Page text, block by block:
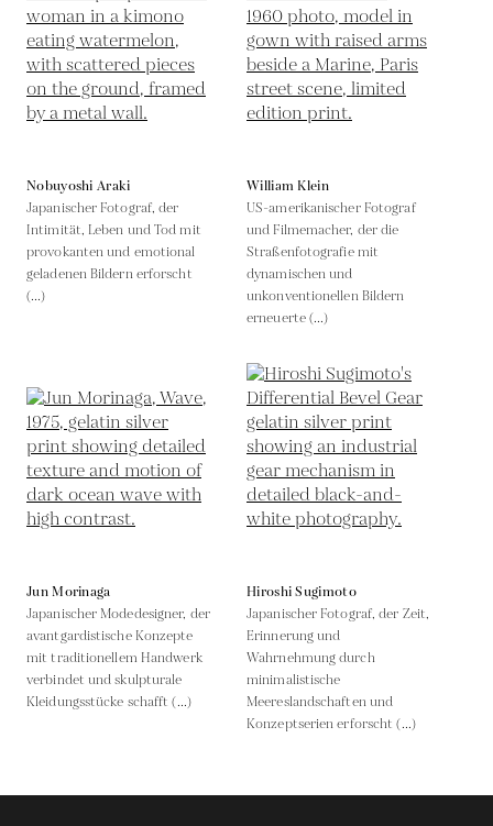
Nobuyoshi Araki
Japanischer Fotograf, der
Intimität, Leben und Tod mit
provokanten und emotional
geladenen Bildern erforscht
(...)
William Klein
US-amerikanischer Fotograf
und Filmemacher, der die
Straßenfotografie mit
dynamischen und
unkonventionellen Bildern
erneuerte (...)
Jun Morinaga
Japanischer Modedesigner, der
avantgardistische Konzepte
mit traditionellem Handwerk
verbindet und skulpturale
Kleidungsstücke schafft (...)
Hiroshi Sugimoto
Japanischer Fotograf, der Zeit,
Erinnerung und
Wahrnehmung durch
minimalistische
Meereslandschaften und
Konzeptserien erforscht (...)